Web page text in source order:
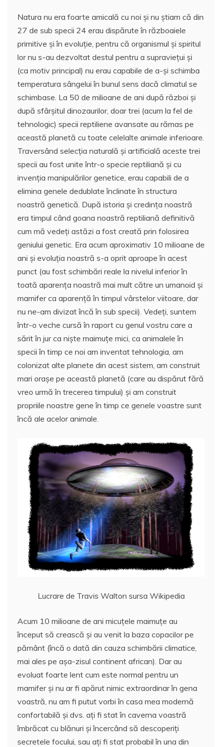
Natura nu era foarte amicală cu noi și nu știam că din
27 de sub specii 24 erau dispărute în războaiele
primitive și în evoluție, pentru că organismul și spiritul
lor nu s-au dezvoltat destul pentru a supraviețui și
(ca motiv principal) nu erau capabile de a-și schimba
temperatura sângelui în bunul sens dacă climatul se
schimbase. La 50 de milioane de ani după război și
după sfârșitul dinozaurilor, doar trei (acum la fel de
tehnologic) specii reptiliene avansate au rămas pe
această planetă cu toate celelalte animale inferioare.
Traversând selecția naturală și artificială aceste trei
specii au fost unite într-o specie reptiliană și cu
invenția manipulărilor genetice, erau capabili de a
elimina genele dedublate înclinate în structura
noastră genetică. După istoria și credința noastră
era timpul când goana noastră reptiliană definitivă
cum mă vedeți astăzi a fost creată prin folosirea
geniului genetic. Era acum aproximativ 10 milioane de
ani și evoluția noastră s-a oprit aproape în acest
punct (au fost schimbări reale la nivelul inferior în
toată aparența noastră mai mult către un umanoid și
mamifer ca aparență în timpul vârstelor viitoare, dar
nu ne-am divizat încă în sub specii). Vedeți, suntem
într-o veche cursă în raport cu genul vostru care a
sărit în jur ca niște maimuțe mici, ca animalele în
specii în timp ce noi am inventat tehnologia, am
colonizat alte planete din acest sistem, am construit
mari orașe pe această planetă (care au dispărut fără
vreo urmă în trecerea timpului) și am construit
propriile noastre gene în timp ce genele voastre sunt
încă ale acelor animale.
Lucrare de Travis Walton sursa Wikipedia
Acum 10 milioane de ani micuțele maimuțe au
început să crească și au venit la baza copacilor pe
pământ (încă o dată din cauza schimbării climatice,
mai ales pe așa-zisul continent african). Dar au
evoluat foarte lent cum este normal pentru un
mamifer și nu ar fi apărut nimic extraordinar în gena
voastră, nu am fi putut vorbi în casa mea modernă
confortabilă și dvs. ați fi stat în caverna voastră
îmbrăcat cu blănuri și încercând să descoperiți
secretele focului, sau ați fi stat probabil în una din